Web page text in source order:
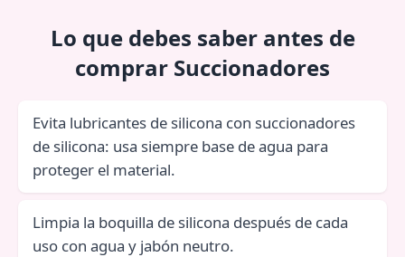
Lo que debes saber antes de
comprar Succionadores
Evita lubricantes de silicona con succionadores
de silicona: usa siempre base de agua para
proteger el material.
Limpia la boquilla de silicona después de cada
uso con agua y jabón neutro.